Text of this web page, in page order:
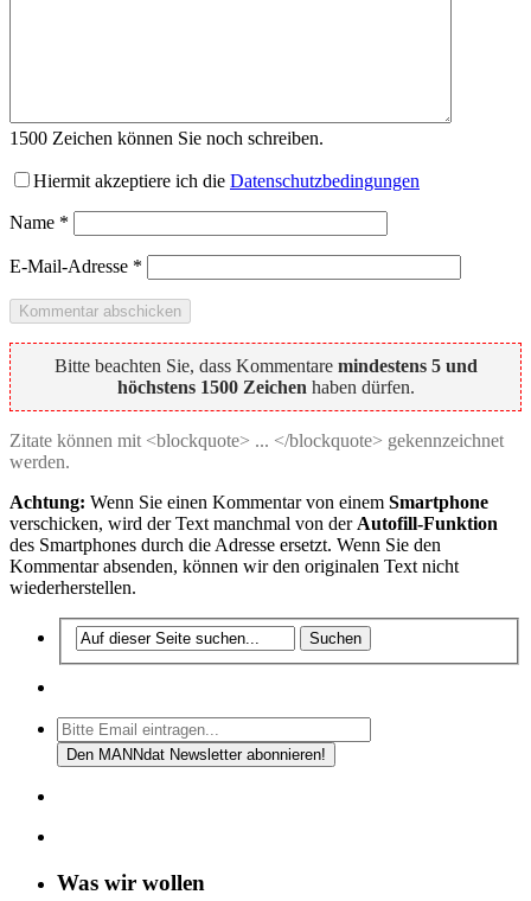
1500 Zeichen können Sie noch schreiben.
Hiermit akzeptiere ich die Datenschutzbedingungen
Name *
E-Mail-Adresse *
Bitte beachten Sie, dass Kommentare mindestens 5 und
höchstens 1500 Zeichen haben dürfen.
Zitate können mit <blockquote> ... </blockquote> gekennzeichnet
werden.
Achtung: Wenn Sie einen Kommentar von einem Smartphone
verschicken, wird der Text manchmal von der Autofill-Funktion
des Smartphones durch die Adresse ersetzt. Wenn Sie den
Kommentar absenden, können wir den originalen Text nicht
wiederherstellen.
Was wir wollen